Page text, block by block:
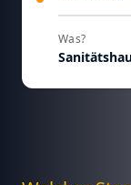
Was?